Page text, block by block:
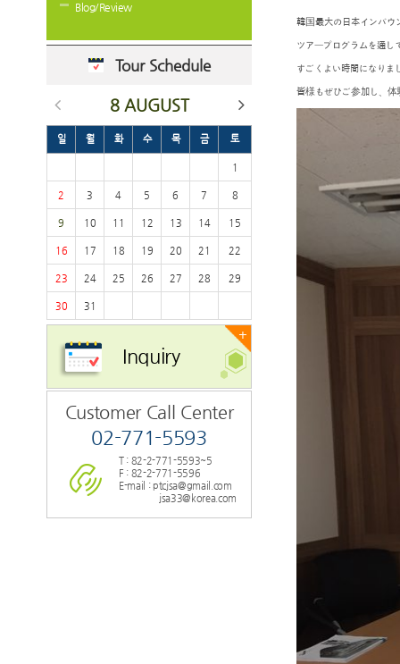
Blog/Review
Tour Schedule
8 AUGUST
일 월 화 수 목 금 토
1
2 3 4 5 6 7 8
9 10 11 12 13 14 15
16 17 18 19 20 21 22
23 24 25 26 27 28 29
30 31
+
Inquiry
Customer Call Center
02-771-5593
T : 82-2-771-5593~5
F : 82-2-771-5596
E-mail : ptcjsa@gmail.com
jsa33@korea.com
韓国最大の日本インバ
ツアープログラムを通し
すごくよい時間になりま
皆様もぜひご参加し、